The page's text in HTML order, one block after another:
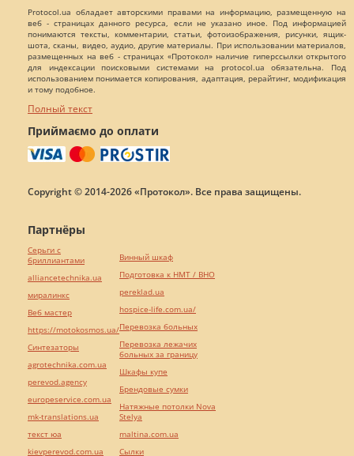
Protocol.ua обладает авторскими правами на информацию, размещенную на
веб - страницах данного ресурса, если не указано иное. Под информацией
понимаются тексты, комментарии, статьи, фотоизображения, рисунки, ящик-
шота, сканы, видео, аудио, другие материалы. При использовании материалов,
размещенных на веб - страницах «Протокол» наличие гиперссылки открытого
для индексации поисковыми системами на protocol.ua обязательна. Под
использованием понимается копирования, адаптация, рерайтинг, модификация
и тому подобное.
Полный текст
Приймаємо до оплати
Copyright © 2014-2026 «Протокол». Все права защищены.
Партнёры
Серьги с
бриллиантами
alliancetechnika.ua
миралинкс
Веб мастер
https://motokosmos.ua/
Синтезаторы
agrotechnika.com.ua
perevod.agency
europeservice.com.ua
mk-translations.ua
текст юа
kievperevod.com.ua
Винный шкаф
Подготовка к НМТ / ВНО
pereklad.ua
hospice-life.com.ua/
Перевозка больных
Перевозка лежачих
больных за границу
Шкафы купе
Брендовые сумки
Натяжные потолки Nova
Stelya
maltina.com.ua
Cылки